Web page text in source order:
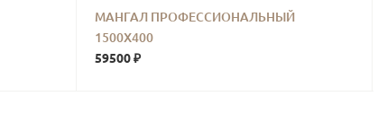
МАНГАЛ ПРОФЕССИОНАЛЬНЫЙ
1500Х400
59500 ₽